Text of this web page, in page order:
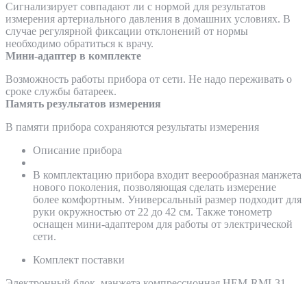
Сигнализирует совпадают ли с нормой для результатов
измерения артериального давления в домашних условиях. В
случае регулярной фиксации отклонений от нормы
необходимо обратиться к врачу.
Мини-адаптер в комплекте
Возможность работы прибора от сети. Не надо переживать о
сроке службы батареек.
Память результатов измерения
В памяти прибора сохраняются результаты измерения
Описание прибора
В комплектацию прибора входит веерообразная манжета
нового поколения, позволяющая сделать измерение
более комфортным. Универсальный размер подходит для
руки окружностью от 22 до 42 см. Также тонометр
оснащен мини-адаптером для работы от электрической
сети.
Комплект поставки